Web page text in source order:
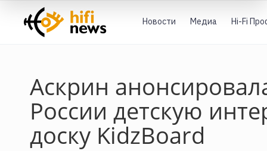
Новости Медиа Hi-Fi
Аскрин
России детскую
доску KidzBoard